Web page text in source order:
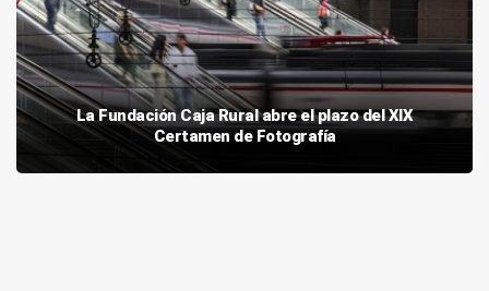
La Fundación Caja Rural abre el plazo del XIX
Certamen de Fotografía